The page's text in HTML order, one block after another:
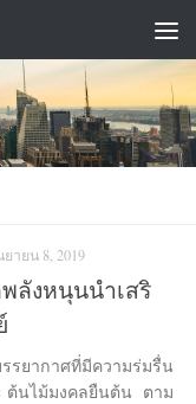
ยายน 8, 2019
ลังหนุนนำเสริ
รรยากาศที่มีความร่มรื่น
ต้นไม้มงคลยืนต้น ตาม